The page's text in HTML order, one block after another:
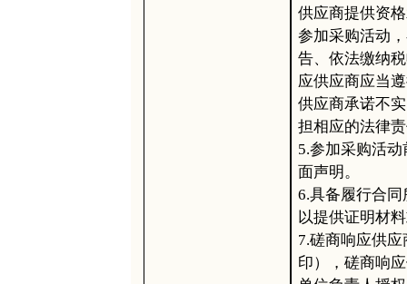
供应商提供资
参加采购活动
告、依法缴纳
应供应商应当
供应商承诺不
担相应的法律
5.参加采购活
面声明。
6.具备履行合
以提供证明材
7.磋商响应供
印），磋商响